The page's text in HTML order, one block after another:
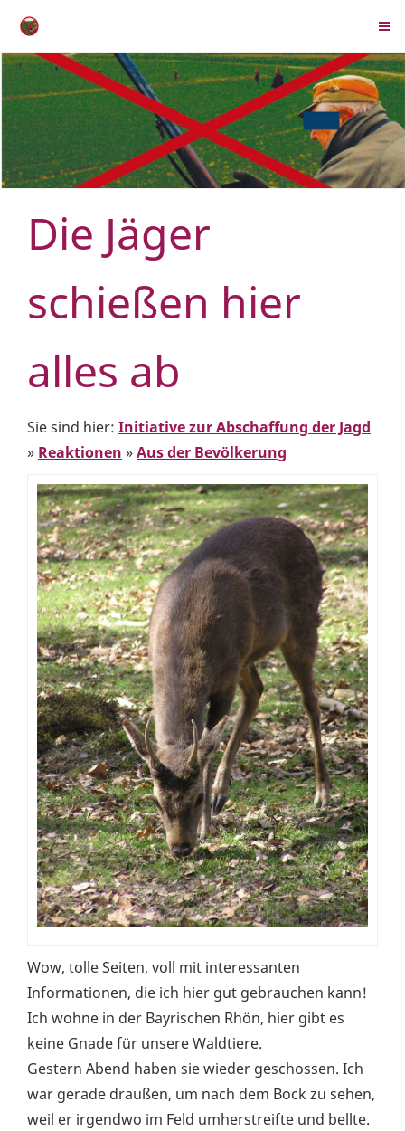
Die Jäger
schießen hier
alles ab
Sie sind hier: Initiative zur Abschaffung der Jagd
» Reaktionen »Aus der Bevölkerung
Wow, tolle Seiten, voll mit interessanten
Informationen, die ich hier gut gebrauchen kann!
Ich wohne in der Bayrischen Rhön, hier gibt es
keine Gnade für unsere Waldtiere.
Gestern Abend haben sie wieder geschossen. Ich
war gerade draußen, um nach dem Bock zu sehen,
weil er irgendwo im Feld umherstreifte und bellte.